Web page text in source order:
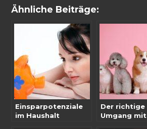
Ähnliche Beiträge:
Einsparpotenziale
im Haushalt
Der richtige
Umgang mit